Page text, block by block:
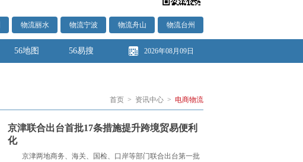
物流丽水 物流宁波 物流舟山 物流台州
56地图 56易搜 2026年08月09日
首页 > 资讯中心 > 电商物流
京津联合出台首批17条措施提升跨境贸易便利
化
京津两地商务、海关、国检、口岸等部门联合出台第一批